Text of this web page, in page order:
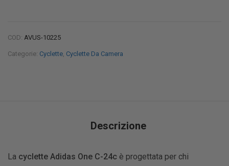
COD: AVUS-10225
Categorie: Cyclette Cyclette Da Camera
Descrizione
La cyclette Adidas One C-24c è progettata per chi